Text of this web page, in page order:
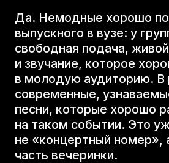
Да. Немодные хорошо
выпускного в вузе: у
свободная подача,
и звучание, которое
в молодую аудиторию.
современные,
песни, которые хорошо
на таком событии. Это
не «концертный номер»,
часть вечеринки.
Агентствам
брендированная
продукция
блог
Контакты